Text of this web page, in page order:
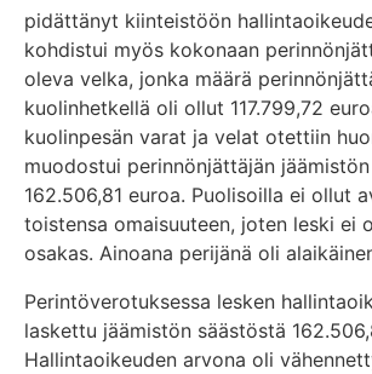
pidättänyt kiinteistöön
kohdistui myös kokonaan
oleva velka, jonka määrä
kuolinhetkellä oli ollut 117.799,72
kuolinpesän varat ja velat otettiin
muodostui perinnönjättäjän
162.506,81 euroa. Puolisoilla ei ollut
toistensa omaisuuteen, joten leski ei
osakas. Ainoana perijänä oli
Perintöverotuksessa lesken
laskettu jäämistön säästöstä
Hallintaoikeuden arvona oli